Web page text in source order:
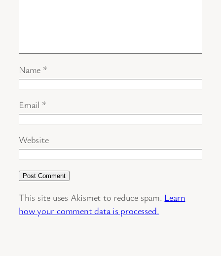
Name *
Email *
Website
This site uses Akismet to reduce spam. Learn
how your comment data is processed.